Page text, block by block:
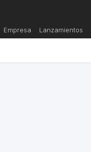
Empresa Lanzamientos